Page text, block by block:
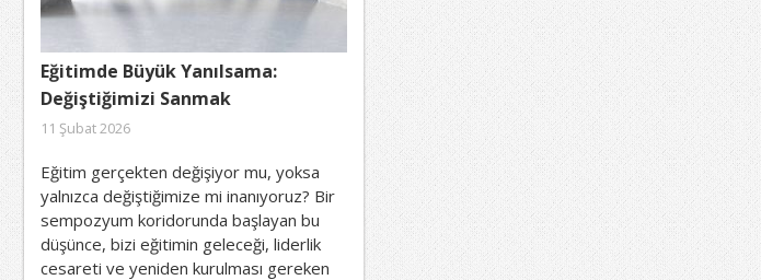
Eğitimde Büyük Yanılsama:
Değiştiğimizi Sanmak
11 Şubat 2026
Eğitim gerçekten değişiyor mu, yoksa
yalnızca değiştiğimize mi inanıyoruz? Bir
sempozyum koridorunda başlayan bu
düşünce, bizi eğitimin geleceği, liderlik
cesareti ve yeniden kurulması gereken